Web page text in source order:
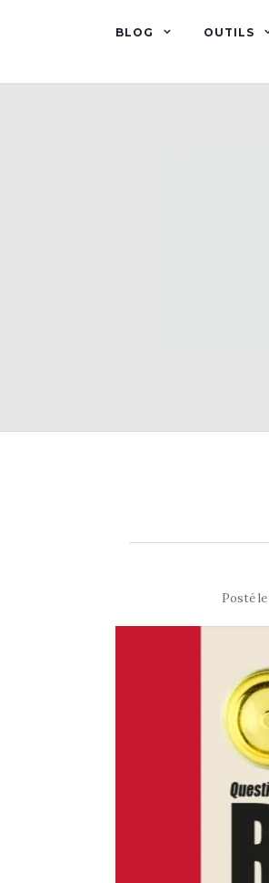
BLOG OUTILS
Posté le